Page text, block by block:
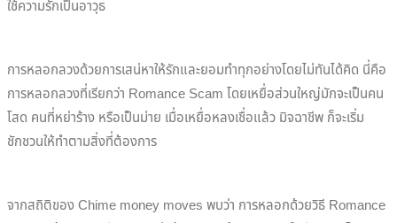
ใช้ความรักเป็นอาวุธ
การหลอกลวงด้วยการเสน่หาให้รักและยอมทำทุกอย่างโดยไม่ทันได้คิด นี่คือ
การหลอกลวงที่เรียกว่า Romance Scam โดยเหยื่อส่วนใหญ่มักจะเป็นคน
โสด คนที่หย่าร้าง หรือเป็นม่าย เมื่อเหยื่อหลงเชื่อแล้ว มิจฉาชีพ ก็จะเริ่ม
ชักชวนให้ทำตามสิ่งที่ต้องการ
จากสถิติของ Chime money moves พบว่า การหลอกด้วยวิธี Romance